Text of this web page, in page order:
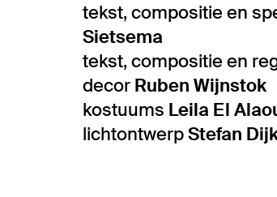
tekst, compositie en
Sietsema
tekst, compositie en
decor Ruben Wijnstok
kostuums Leila El
lichtontwerpStefan